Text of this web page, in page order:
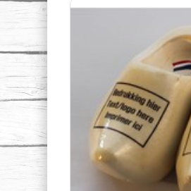
kan
productpagina